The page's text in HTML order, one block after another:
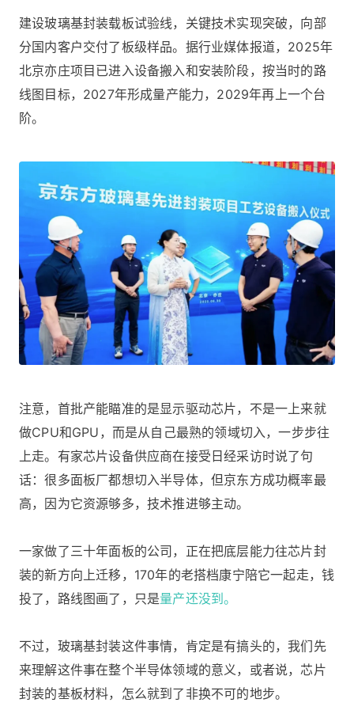
建设玻璃基封装载板试验线，关键技术实现突破，向部
分国内客户交付了板级样品。据行业媒体报道，2025年
北京亦庄项目已进入设备搬入和安装阶段，按当时的路
线图目标，2027年形成量产能力，2029年再上一个台
阶。
注意，首批产能瞄准的是显示驱动芯片，不是一上来就
做CPU和GPU，而是从自己最熟的领域切入，一步步往
上走。有家芯片设备供应商在接受日经采访时说了句
话：很多面板厂都想切入半导体，但京东方成功概率最
高，因为它资源够多，技术推进够主动。
一家做了三十年面板的公司，正在把底层能力往芯片封
装的新方向上迁移，170年的老搭档康宁陪它一起走，钱
投了，路线图画了，只是量产还没到。
不过，玻璃基封装这件事情，肯定是有搞头的，我们先
来理解这件事在整个半导体领域的意义，或者说，芯片
封装的基板材料，怎么就到了非换不可的地步。